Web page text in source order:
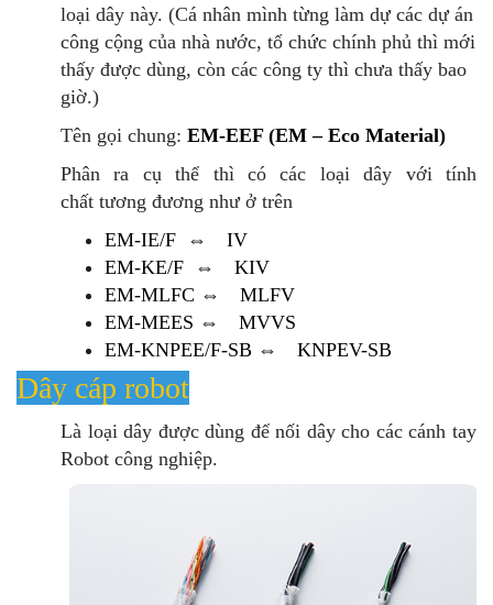
loại dây này. (Cá nhân mình từng làm dự các dự án
công cộng của nhà nước, tổ chức chính phủ thì mới
thấy được dùng, còn các công ty thì chưa thấy bao
giờ.)
Tên gọi chung: EM-EEF (EM – Eco Material)
Phân ra cụ thể thì có các loại dây với tính
chất tương đương như ở trên
EM-IE/F ⇔ IV
EM-KE/F ⇔ KIV
EM-MLFC ⇔ MLFV
EM-MEES ⇔ MVVS
EM-KNPEE/F-SB ⇔ KNPEV-SB
Dây cáp robot
Là loại dây được dùng để nối dây cho các cánh tay
Robot công nghiệp.